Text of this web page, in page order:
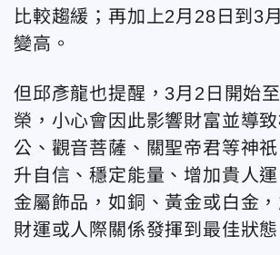
比較趨緩；再加上2月28日到3
變高。
但邱彥龍也提醒，3月2日開始
榮，小心會因此影響財富並導
公、觀音菩薩、關聖帝君等神
升自信、穩定能量、增加貴人
金屬飾品，如銅、黃金或白金
財運或人際關係發揮到最佳狀態